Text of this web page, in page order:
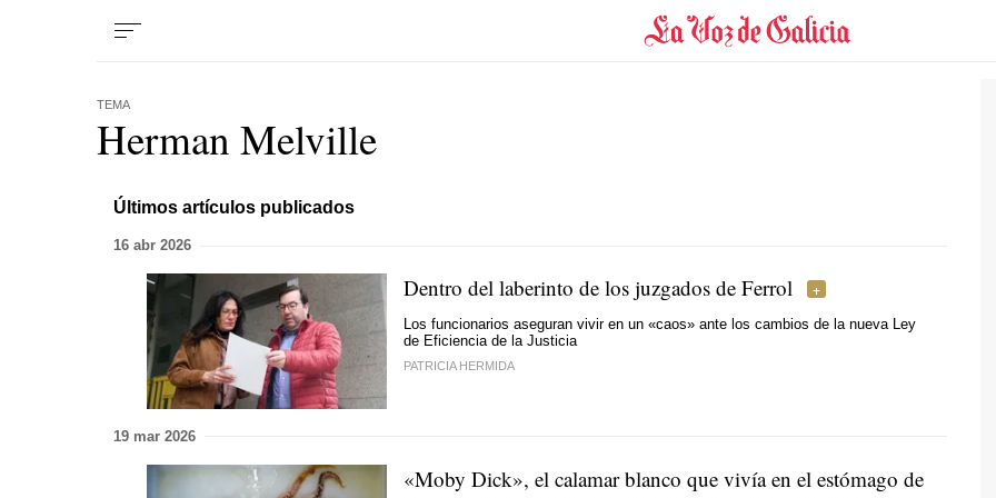
TEMA
Herman Melville
Últimos artículos publicados
16 abr 2026
Dentro del laberinto de los juzgados de Ferrol
Los funcionarios aseguran vivir en un «caos» ante los cambios de la nueva Ley
de Eficiencia de la Justicia
PATRICIA HERMIDA
19 mar 2026
«Moby Dick», el calamar blanco que vivía en el estómago de